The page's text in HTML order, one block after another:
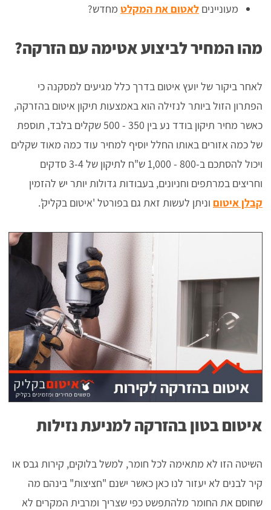
מעוניינים לאטום את המקלט מחדש?
מהו המחיר לביצוע אטימה עם הזרקה?
לאחר ביקור של יועץ איטום בדרך כלל מגיעים למסקנה כי
הפתרון הזול ביותר לנזילה הוא באמצעות תיקון איטום בהזרקה,
כאשר מחיר תיקון בודד נע בין 350 - 500 שקלים בלבד, תוספת
של כמה אזורים באותו החלל יוסיף למחיר עוד כמה מאוד שקלים
ויכול להסתכם ב-800 - 1,000 ש"ח לתיקון של 3-4 סדקים
וחריצים במרתפים וחניונים, בעבודות גדולות יותר יש להזמין
קבלן איטום וניתן לעשות זאת גם בפורטל 'איטום בקליק'.
איטום בטון בהזרקה למניעת נזילות
השיטה הזו לא מתאימה לכל חומר, למשל בלוקים, קירות גבס או
קיר לבנים לא יעזור לנו כאן כאשר ישנם "חציצות" בינהם מה
שחוסם את החומר מלהתפשט כפי שצריך ומרבית המקרים לא